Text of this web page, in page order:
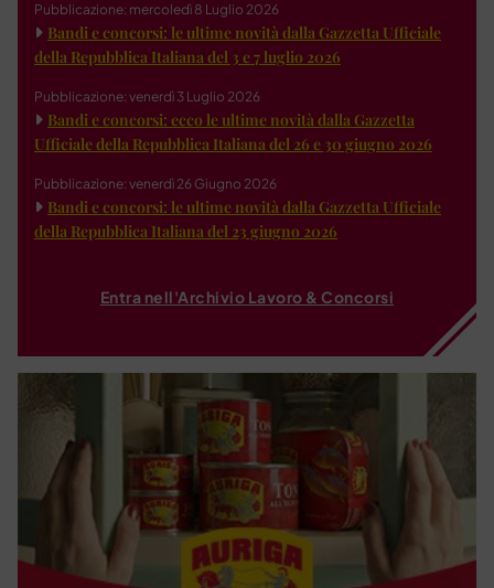
Pubblicazione: mercoledì 8 Luglio 2026
Bandi e concorsi: le ultime novità dalla Gazzetta Ufficiale
della Repubblica Italiana del 3 e 7 luglio 2026
Pubblicazione: venerdì 3 Luglio 2026
Bandi e concorsi: ecco le ultime novità dalla Gazzetta
Ufficiale della Repubblica Italiana del 26 e 30 giugno 2026
Pubblicazione: venerdì 26 Giugno 2026
Bandi e concorsi: le ultime novità dalla Gazzetta Ufficiale
della Repubblica Italiana del 23 giugno 2026
Entra nell'Archivio Lavoro & Concorsi